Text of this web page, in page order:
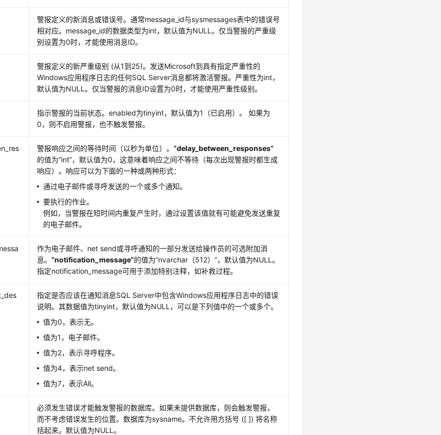
警报定义的新消息或错误号。通常message_id与sysmessages表中的错误号
相对应。message_id的数据类型为int，默认值为NULL。仅当警报的严重级
别设置为0时，才能使用消息ID。
警报定义的新严重级别 (从1到25)。发送Microsoft到具有指定严重性的
Windows应用程序日志的任何SQL Server消息都将激活警报。严重性为int，
默认值为NULL。仅当警报的消息ID设置为0时，才能使用严重性级别。
指示警报的当前状态。enabled为tinyint，默认值为1（已启用）。 如果为
0，则不启用警报，也不触发警报。
警报响应之间的等待时间（以秒为单位）。“delay_between_responses”
的值为“int”，默认值为0，这意味着响应之间不等待（每次出现警报时都生成
响应）。响应可以为下面的一种或两种形式：
通过电子邮件或寻呼发送的一个或多个通知。
要执行的作业。
例如，当警报在短时间内重复产生时，通过设置该值就有可能避免发送重复
的电子邮件。
作为电子邮件、net send或寻呼通知的一部分发送给操作员的可选附加消
息。“notification_message”的值为“nvarchar（512）”，默认值为NULL。
指定notification_message可用于添加特别注释，如补救过程。
指定是否应该在通知消息SQL Server中包含Windows应用程序日志中的错误
说明。其数据值为tinyint，默认值为NULL，可以是下列值中的一个或多个。
值为0，表示无。
值为1，电子邮件。
值为2，表示寻呼程序。
值为4，表示net send。
值为7，表示All。
必须发生错误才能触发警报的数据库。如果未提供数据库，则会触发警报，
而不考虑错误发生的位置。数据库为sysname。不允许用方括号 ([ ]) 将名称
括起来。默认值为NULL。